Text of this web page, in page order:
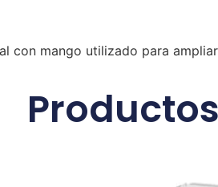
con mango utilizado para